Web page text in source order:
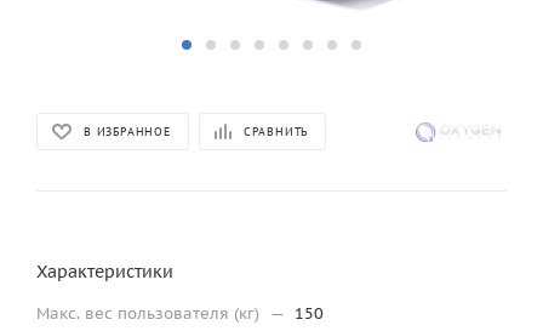
В ИЗБРАННОЕ СРАВНИТЬ
Характеристики
Макс. вес пользователя (кг) —
150